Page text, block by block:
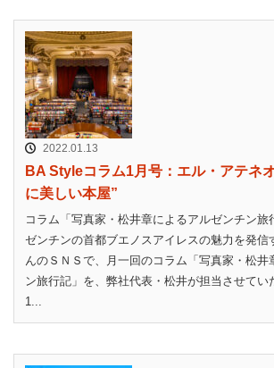
2022.01.13
BA Styleコラム1月号：エル・アテネ
に美しい本屋”
コラム「写真家・松井章によるアルゼンチン旅
ゼンチンの首都ブエノスアイレスの魅力を発信
んのＳＮＳで、月一回のコラム「写真家・松井
ン旅行記」を、弊社代表・松井が担当させてい
1...